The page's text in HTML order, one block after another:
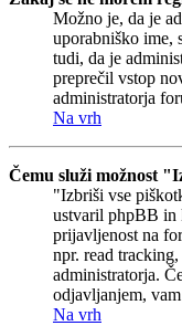
Možno je, da je
uporabniško ime,
tudi, da je
preprečil vstop
administratorja
Na vrh
Čemu služi možnost
"Izbriši vse
ustvaril phpBB in
prijavljenost na
npr. read
administratorja.
odjavljanjem,
Na vrh